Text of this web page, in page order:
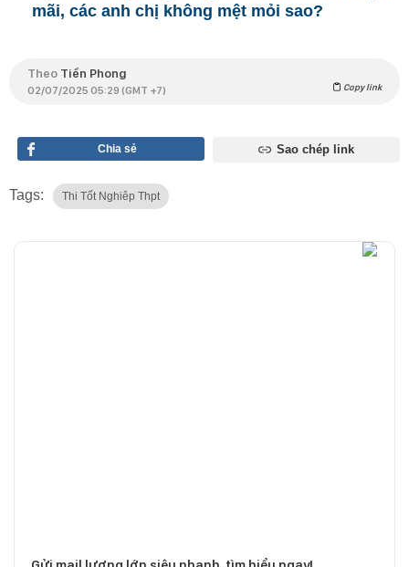
mãi, các anh chị không mệt mỏi sao?
Theo Tiền Phong
02/07/2025 05:29 (GMT +7) Copy link
Chia sẻ Sao chép link
Tags: Thi Tốt Nghiêp Thpt